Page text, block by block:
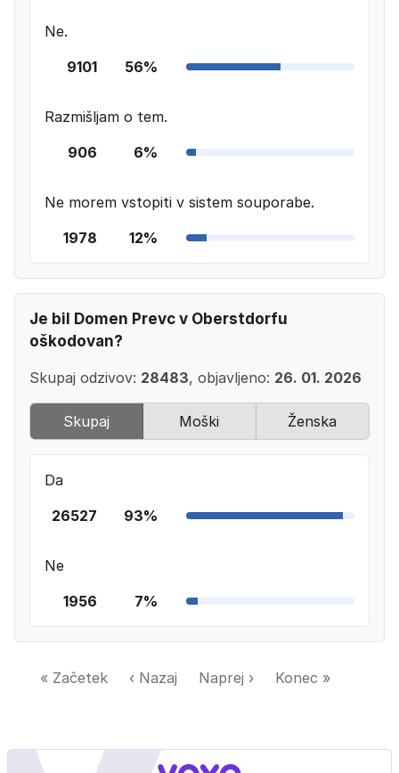
Ne.
9101
56%
Razmišljam o tem.
906
6%
Ne morem vstopiti v sistem souporabe.
1978
12%
Je bil Domen Prevc v Oberstdorfu
oškodovan?
Skupaj odzivov: 28483, objavljeno: 26. 01. 2026
Skupaj Moški Ženska
Da
26527
93%
Ne
1956
7%
« Začetek ‹ Nazaj Naprej › Konec »